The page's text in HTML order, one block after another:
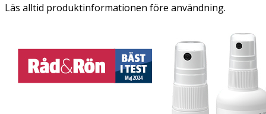
Läs alltid produktinformationen före användning.